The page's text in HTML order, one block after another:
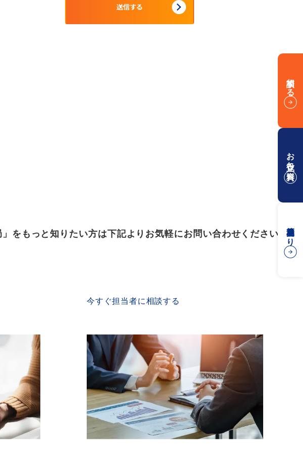
をもっと知りたい方は下記よりお気軽にお問い合わせください
今すぐ担当者に相談する
相談する
お役立ち資料
簡易見積もり